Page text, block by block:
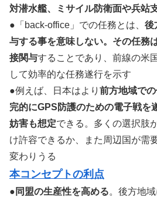
対潜水艦、ミサイル防衛面や兵站
●「back-office」での任務とは、 後
与する事を意味しない。その任務
接関与することであり、前線の米
して効率的な任務遂行を示す
●例えば、日本はより 前方地域で
完的にGPS防護のための電子戦を
妨害も想定できる。多くの選択肢
け許容できるか、また周辺国が需
変わりうる
本コンセプトの利点
● 同盟の生産性を高める。後方地